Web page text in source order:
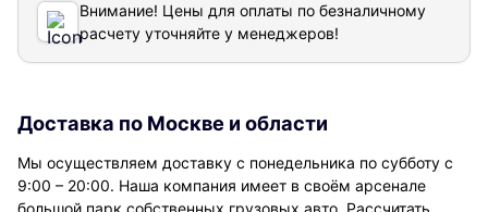
Внимание! Цены для оплаты по безналичному
расчету уточняйте у менеджеров!
Доставка по Москве и области
Мы осуществляем доставку с понедельника по субботу с
9:00 – 20:00. Наша компания имеет в своём арсенале
большой парк собственных грузовых авто. Рассчитать